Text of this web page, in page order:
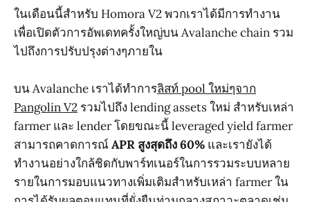
ในเดือนนี้สำหรับ Homora V2 พวกเราได้มีการทำงาน
เพื่อเปิดตัวการอัพเดทครั้งใหญ่บน Avalanche chain รวม
ไปถึงการปรับปรุงต่างๆภายใน
บน Avalanche เราได้ทำการลิสท์ pool ใหม่ๆจาก
Pangolin V2 รวมไปถึง lending assets ใหม่ สำหรับเหล่า
farmer และ lender โดยขณะนี้ leveraged yield farmer
สามารถคาดการณ์ APR สูงสุดถึง 60% และเรายังได้
ทำงานอย่างใกล้ชิดกับพาร์ทเนอร์ในการรวมระบบหลาย
รายในการมอบแนวทางเพิ่มเติมสำหรับเหล่า farmer ใน